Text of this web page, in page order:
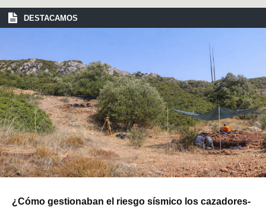
DESTACAMOS
¿Cómo gestionaban el riesgo sísmico los cazadores-